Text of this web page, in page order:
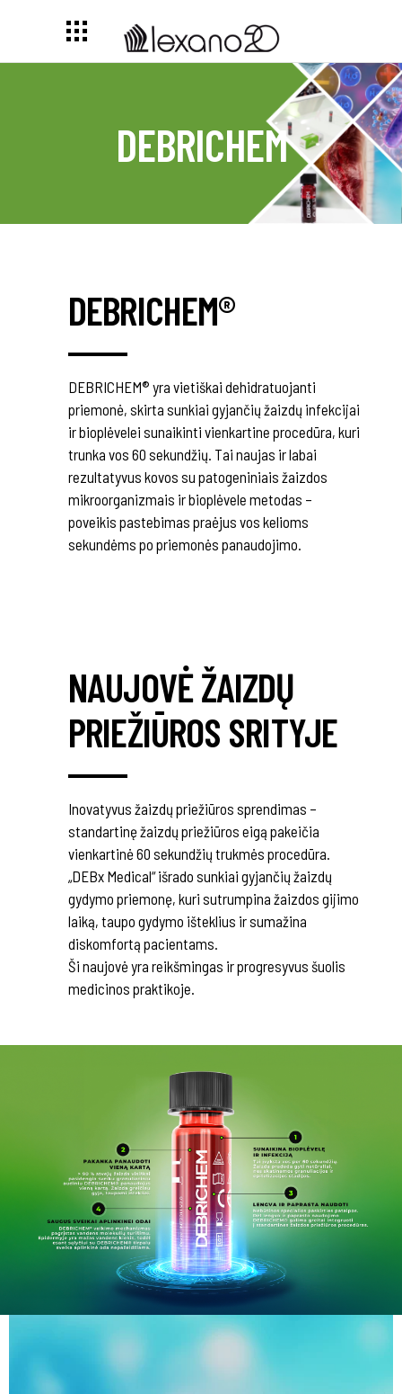
DEBRICHEM
DEBRICHEM®
DEBRICHEM® yra vietiškai dehidratuojanti
priemonė, skirta sunkiai gyjančių žaizdų infekcijai
ir bioplėvelei sunaikinti vienkartine procedūra, kuri
trunka vos 60 sekundžių. Tai naujas ir labai
rezultatyvus kovos su patogeniniais žaizdos
mikroorganizmais ir bioplėvele metodas –
poveikis pastebimas praėjus vos kelioms
sekundėms po priemonės panaudojimo.
NAUJOVĖ ŽAIZDŲ
PRIEŽIŪROS SRITYJE
Inovatyvus žaizdų priežiūros sprendimas –
standartinę žaizdų priežiūros eigą pakeičia
vienkartinė 60 sekundžių trukmės procedūra.
„DEBx Medical“ išrado sunkiai gyjančių žaizdų
gydymo priemonę, kuri sutrumpina žaizdos gijimo
laiką, taupo gydymo išteklius ir sumažina
diskomfortą pacientams.
Ši naujovė yra reikšmingas ir progresyvus šuolis
medicinos praktikoje.